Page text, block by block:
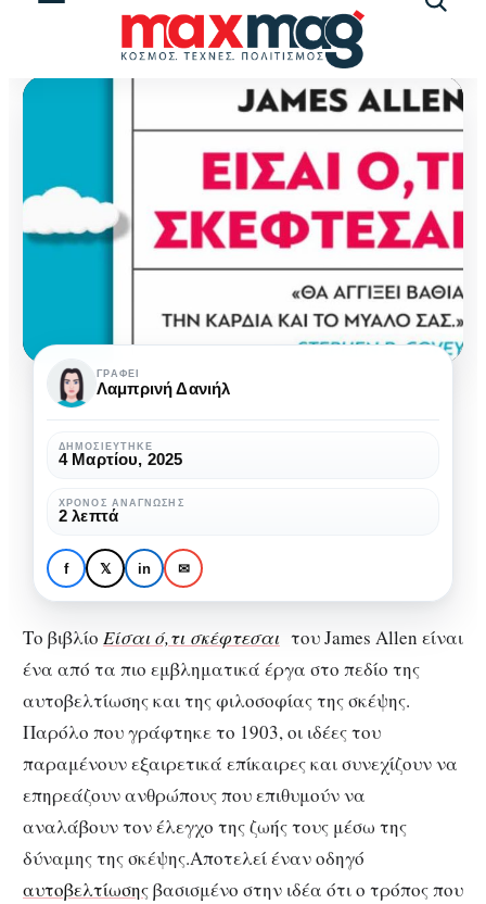
ΒΙΒΛΊΟ ΒΙΒΛΙΟΠΡΟΤΆΣΕΙΣ
Είσαι ό,τι σκέφτεσαι:
πώς οι σκέψεις
διαμορφώνουν τη ζωή
μας
Είσαι
ό,τι
σκέφτεσαι:
πώς
σκέψεις
διαμορφώνουν
τη
μας
ΓΡΆΦΕΙ
Λαμπρινή Δανιήλ
ΔΗΜΟΣΙΕΎΤΗΚΕ
4 Μαρτίου, 2025
ΧΡΌΝΟΣ ΑΝΆΓΝΩΣΗΣ
2 λεπτά
f 𝕏 in ✉
Το βιβλίο Είσαι ό,τι σκέφτεσαι του James Allen είναι
ένα από τα πιο εμβληματικά έργα στο πεδίο της
αυτοβελτίωσης και της φιλοσοφίας της σκέψης.
Παρόλο που γράφτηκε το 1903, οι ιδέες του
παραμένουν εξαιρετικά επίκαιρες και συνεχίζουν να
επηρεάζουν ανθρώπους που επιθυμούν να
αναλάβουν τον έλεγχο της ζωής τους μέσω της
δύναμης της σκέψης.Αποτελεί έναν οδηγό
αυτοβελτίωσηςβασισμένο στην ιδέα ότι ο τρόπος που